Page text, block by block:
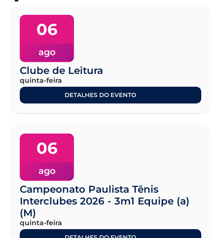
06
ago
Clube de Leitura
quinta-feira
DETALHES DO EVENTO
06
ago
Campeonato Paulista Tênis
Interclubes 2026 - 3m1 Equipe (a)
(M)
quinta-feira